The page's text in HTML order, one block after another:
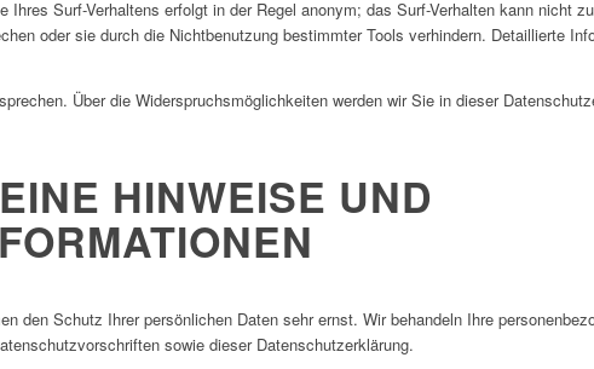
Ihres Surf-Verhaltens erfolgt in der Regel anonym; das Surf-Verhalten kann nicht
oder sie durch die Nichtbenutzung bestimmter Tools verhindern. Detaillierte
Über die Widerspruchsmöglichkeiten werden wir Sie in dieser
HINWEISE UND
den Schutz Ihrer persönlichen Daten sehr ernst. Wir behandeln Ihre
sowie dieser Datenschutzerklärung.